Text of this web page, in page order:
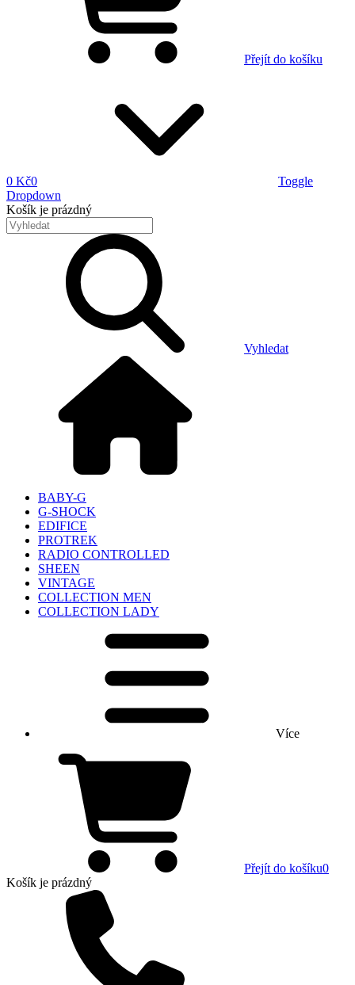
Přejít do košíku
0 Kč0
Toggle
Dropdown
Košík je prázdný
Vyhledat
BABY-G
G-SHOCK
EDIFICE
PROTREK
RADIO CONTROLLED
SHEEN
VINTAGE
COLLECTION MEN
COLLECTION LADY
Více
Přejít do košíku0
Košík je prázdný